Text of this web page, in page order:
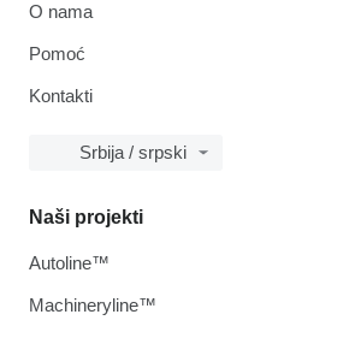
O nama
Pomoć
Kontakti
Srbija / srpski
Naši projekti
Autoline™
Machineryline™